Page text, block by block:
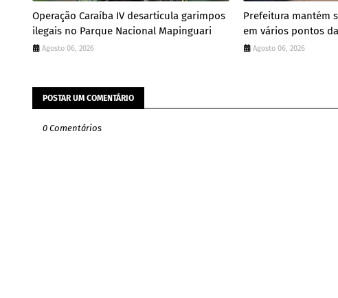
Operação Caraíba IV desarticula garimpos
ilegais no Parque Nacional Mapinguari
Agosto 06, 2026
Prefeitura mantém
em vários pontos
Agosto 06, 2026
POSTAR UM COMENTÁRIO
0 Comentários